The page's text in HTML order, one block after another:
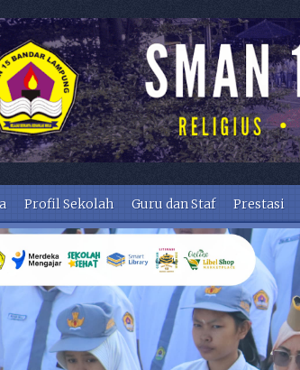
Profil Sekolah Guru dan Staf Prestasi